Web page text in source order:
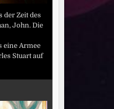
der Zeit des
John. Die
eine Armee
Stuart auf